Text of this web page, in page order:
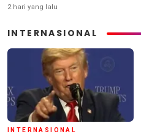
2 hari yang lalu
INTERNASIONAL
INTERNASIONAL